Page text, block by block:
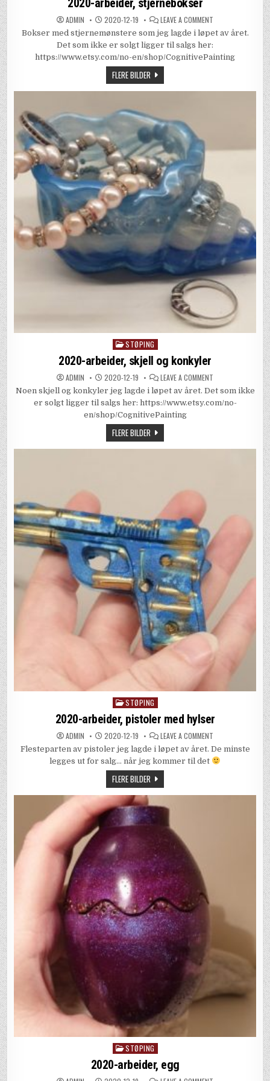
ADMIN 2020-12-19 LEAVE A COMMENT
ARBEIDER,
Bokser med stjernemønstere som jeg lagde i løpet av året.
Det som ikke er solgt ligger til salgs her:
https://www.etsy.com/no-en/shop/CognitivePainting
FLERE BILDER
Posted
in
STØPING
2020-arbeider, skjell og konkyler
ADMIN 2020-12-19 LEAVE A COMMENT
ARBEIDER,
SKJELL
OG
Noen skjell og konkyler jeg lagde i løpet av året. Det som ikke
er solgt ligger til salgs her: https://www.etsy.com/no-
en/shop/CognitivePainting
FLERE BILDER
Posted
STØPING
2020-arbeider, pistoler med hylser
ADMIN 2020-12-19 LEAVE A COMMENT
ARBEIDER,
PISTOLER
MED
Flesteparten av pistoler jeg lagde i løpet av året. De minste
legges ut for salg… når jeg kommer til det
FLERE BILDER
Posted
in
STØPING
2020-arbeider, egg